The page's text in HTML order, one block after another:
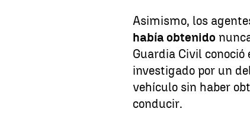
Asimismo, los
había obtenido
Guardia Civil
investigado por un
vehículo sin haber
conducir.